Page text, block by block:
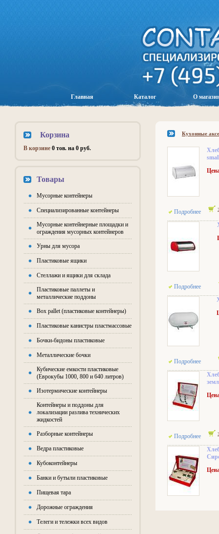
Главная Каталог О
Корзина
В корзине 0 тов. на 0 руб.
Товары
Мусорные контейнеры
Специализированные контейнеры
Мусорные контейнерные площадки и
ограждения мусорных контейнеров
Урны для мусора
Пластиковые ящики
Стеллажи и ящики для склада
Пластиковые паллеты и
металлические поддоны
Box pallet (пластиковые контейнеры)
Пластиковые канистры пластмассовые
Бочки-бидоны пластиковые
Металлические бочки
Кубические емкости пластиковые
(Еврокубы 1000, 800 и 640 литров)
Изотермические контейнеры
Контейнеры и поддоны для
локализации разлива технических
жидкостей
Разборные контейнеры
Ведра пластиковые
Кубоконтейнеры
Банки и бутыли пластиковые
Пищевая тара
Дорожные ограждения
Телеги и тележки всех видов
Кухонные
Подробнее
Подробнее
Подробнее
Подробнее